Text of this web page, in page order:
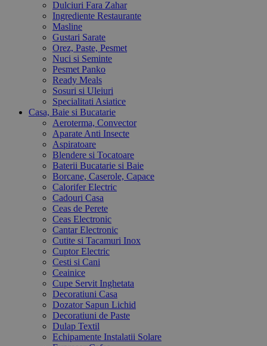
Dulciuri Fara Zahar
Ingrediente Restaurante
Masline
Gustari Sarate
Orez, Paste, Pesmet
Nuci si Seminte
Pesmet Panko
Ready Meals
Sosuri si Uleiuri
Specialitati Asiatice
Casa, Baie si Bucatarie
Aeroterma, Convector
Aparate Anti Insecte
Aspiratoare
Blendere si Tocatoare
Baterii Bucatarie si Baie
Borcane, Caserole, Capace
Calorifer Electric
Cadouri Casa
Ceas de Perete
Ceas Electronic
Cantar Electronic
Cutite si Tacamuri Inox
Cuptor Electric
Cesti si Cani
Ceainice
Cupe Servit Inghetata
Decoratiuni Casa
Dozator Sapun Lichid
Decoratiuni de Paste
Dulap Textil
Echipamente Instalatii Solare